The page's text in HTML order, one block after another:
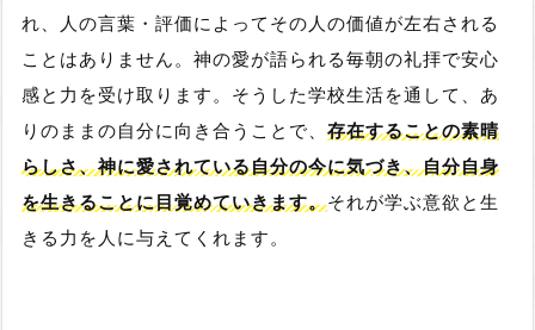
れ、人の言葉・評価によってその人の価値が左右される
ことはありません。神の愛が語られる毎朝の礼拝で安心
感と力を受け取ります。そうした学校生活を通して、あ
りのままの自分に向き合うことで、 存在することの素晴
らしさ、神に愛されている自分の今に気づき、自分自身
を生きることに目覚めていきます。それが学ぶ意欲と生
きる力を人に与えてくれます。